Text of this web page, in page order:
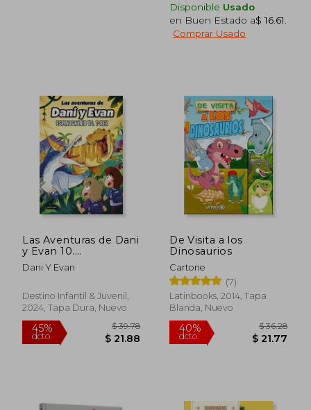
45%
dcto. $ 13.78
45%
dcto.
Disponible Usado
en Buen Estado a$ 16.61
Comprar Usado
Las Aventuras de Dani
y Evan 10.
Espinosaurio vs. T-
Rex
Dani Y Evan
Destino Infantil & Juvenil,
2024, Tapa Dura, Nuevo
De Visita a los
Dinosaurios
Cartone
(7)
Latinbooks, 2014, Tapa
Blanda, Nuevo